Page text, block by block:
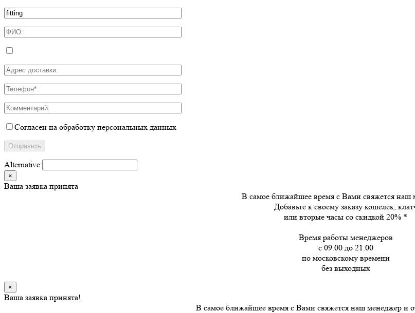
Согласен на обработку персональных данных
Alternative:
×
Ваша заявка принята
В самое ближайшее время с Вами свяжется наш
Добавьте к своему заказу кошелёк,
или вторые часы со скидкой 20% *
Время работы менеджеров
с 09.00 до 21.00
по московскому времени
без выходных
×
Ваша заявка принята!
В самое ближайшее время с Вами свяжется наш менеджер и